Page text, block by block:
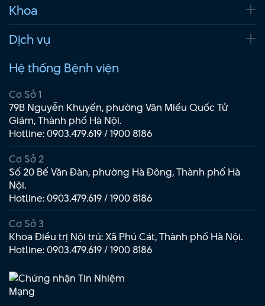
Khoa
Dịch vụ
Hệ thống Bệnh viện
Cơ Sở 1
79B Nguyễn Khuyến, phường Văn Miếu Quốc Tử
Giám, Thành phố Hà Nội.
Hotline:0903.479.619/1900 8186
Cơ Sở 2
Số 20 Bế Văn Đàn, phường Hà Đông, Thành phố Hà
Nội.
Hotline:0903.479.619/1900 8186
Cơ Sở 3
Khoa Điều trị Nội trú: Xã Phú Cát, Thành phố Hà Nội.
Hotline:0903.479.619/1900 8186